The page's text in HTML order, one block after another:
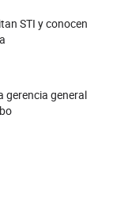
STI y conocen
gerencia general